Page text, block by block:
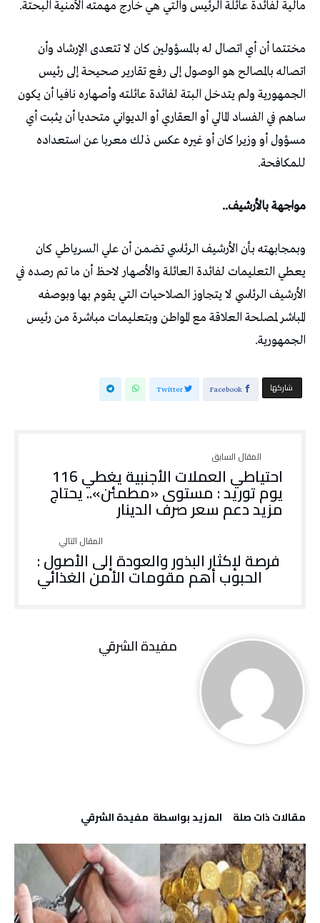
مالية لفائدة عائلة الرئيس والتي هي خارج مهمته الأمنية البحتة.
مختتما أن أي اتصال له بالمسؤولين كان لا تتعدى الإرشاد وأن
اتصاله بالمصالح هو الوصول إلى رفع تقارير صحيحة إلى رئيس
الجمهورية ولم يتدخل البتة لفائدة عائلته وأصهاره نافيا أن يكون
ساهم في الفساد المالي أو العقاري أو الديواني متحديا أن يثبت أي
مسؤول أو وزيرا كان أو غيره عكس ذلك معربا عن استعداده
للمكافحة.
مواجهة بالأرشيف..
وبمجابهته بأن الأرشيف الرئاسي تضمن أن علي السرياطي كان
يعطي التعليمات لفائدة العائلة والأصهار لاحظ أن ما تم رصده في
الأرشيف الرئاسي لا يتجاوز الصلاحيات التي يقوم بها وبوصفه
المباشر لمصلحة العلاقة مع المواطن وبتعليمات مباشرة من رئيس
الجمهورية.
‫‫ شاركها‬ Facebook
Twitter
احتياطي العملات الأجنبية يغطي 116
يوم توريد : مستوى «مطمئن».. يحتاج
مزيد دعم سعر صرف الدينار
فرصة لإكثار البذور والعودة إلى الأصول :
الحبوب أهم مقومات الأمن الغذائي
مفيدة الشرقي
‫مقالات ذات صلة‬ ‫‫المزيد بواسطة‬ ‬ مفيدة الشرقي